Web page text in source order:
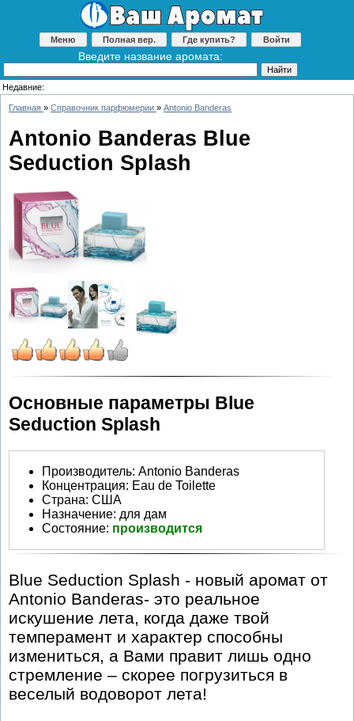
Меню Полная вер. Где купить? Войти
Введите название аромата:
Недавние:
Главная » Справочник парфюмерии » Antonio Banderas
Antonio Banderas Blue
Seduction Splash
Основные параметры Blue
Seduction Splash
Производитель: Antonio Banderas
Концентрация: Eau de Toilette
Страна: США
Назначение: для дам
Состояние: производится
Blue Seduction Splash - новый аромат от
Antonio Banderas- это реальное
искушение лета, когда даже твой
темперамент и характер способны
измениться, а Вами правит лишь одно
стремление – скорее погрузиться в
веселый водоворот лета!